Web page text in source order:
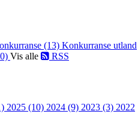
(13) Konkurranse utland
Vis alle RSS
2025 (10) 2024 (9) 2023 (3) 2022